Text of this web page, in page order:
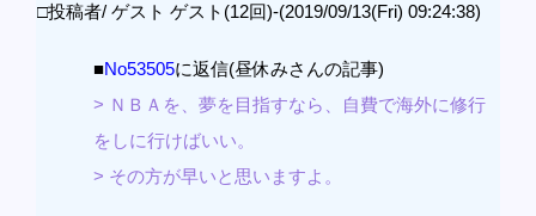
□投稿者/ ゲスト ゲスト(12回)-(2019/09/13(Fri) 09:24:38)
■No53505に返信(昼休みさんの記事)
> ＮＢＡを、夢を目指すなら、自費で海外に修行
をしに行けばいい。
> その方が早いと思いますよ。